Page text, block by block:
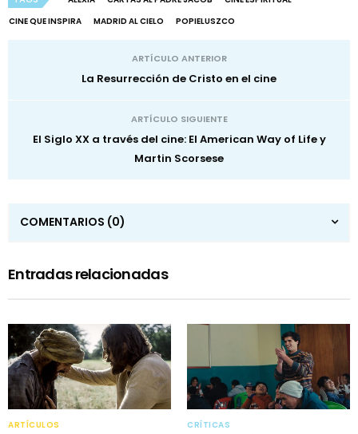
CINE QUE INSPIRA
MADRID AL CIELO POPIELUSZCO
ARTÍCULO ANTERIOR
La Resurrección de Cristo en el cine
ARTÍCULO SIGUIENTE
El Siglo XX a través del cine: El American Way of Life y
Martin Scorsese
COMENTARIOS (0)
Entradas relacionadas
ARTÍCULOS CRÍTICAS